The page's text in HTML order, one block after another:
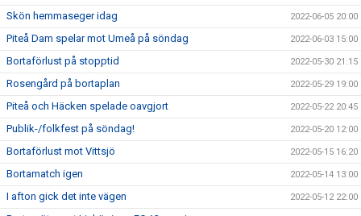
Skön hemmaseger idag 2022-06-05 20:00
Piteå Dam spelar mot Umeå på söndag 2022-06-03 15:00
Bortaförlust på stopptid 2022-05-30 21:15
Rosengård på bortaplan 2022-05-29 19:00
Piteå och Häcken spelade oavgjort 2022-05-22 20:45
Publik-/folkfest på söndag! 2022-05-20 12:00
Bortaförlust mot Vittsjö 2022-05-15 16:20
Bortamatch igen 2022-05-14 13:00
I afton gick det inte vägen 2022-05-12 22:00